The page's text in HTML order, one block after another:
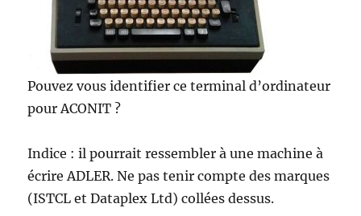
Pouvez vous identifier ce terminal d’ordinateur
pour ACONIT ?
Indice : il pourrait ressembler à une machine à
écrire ADLER. Ne pas tenir compte des marques
(ISTCL et Dataplex Ltd) collées dessus.